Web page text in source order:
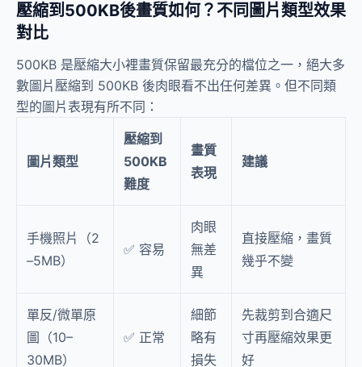
壓縮到500KB後畫質如何？不同圖片類型效果
對比
500KB 是壓縮大小裡畫質保留最充分的檔位之一，絕大多
數圖片壓縮到 500KB 後肉眼看不出任何差異。但不同類
型的圖片表現有所不同：
圖片類型
壓縮到
500KB
難度
畫質
表現
建議
手機照片（2
–5MB）
✅ 容易
肉眼
無差
異
直接壓縮，畫質
幾乎不變
單反/微單原
圖（10–
30MB）
✅ 正常
細節
略有
損失
先裁剪到合適尺
寸再壓縮效果更
好